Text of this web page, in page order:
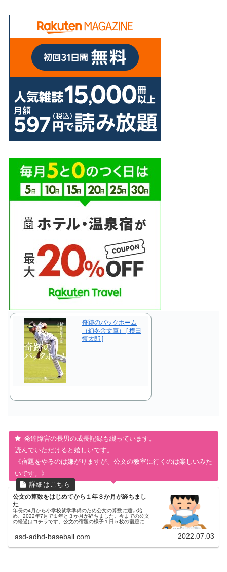
奇跡のバックホーム
（幻冬舎文庫） [ 横田
慎太郎 ]
発達障害の長男の成長記録も綴っています。
読んでいただけると嬉しいです。
《宿題をやるのは嫌がりますが、公文の教室に行くのは楽しいみた
いです。》
公文の算数をはじめてから１年３か月が経ちまし
た
年長の4月から小学校就学準備のため公文の算数に通い始
め、2022年7月で１年と３か月が経ちました。今までの公文
の経過はコチラです。公文の宿題の様子１日５枚の宿題に３
飽きてきているのもあり...
asd-adhd-baseball.com 2022.07.03